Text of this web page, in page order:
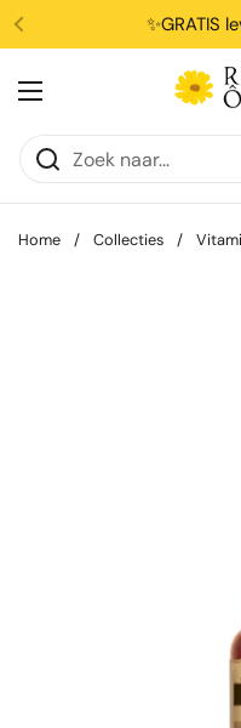
Ga naar content ✨GRATIS
Menu openen
Home / Collecties /